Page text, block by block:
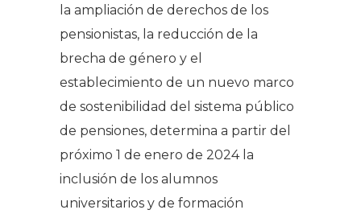
la ampliación de derechos de los
pensionistas, la reducción de la
brecha de género y el
establecimiento de un nuevo marco
de sostenibilidad del sistema público
de pensiones, determina a partir del
próximo 1 de enero de 2024 la
inclusión de los alumnos
universitarios y de formación